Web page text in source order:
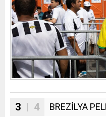
3 | 4 BREZİLYA